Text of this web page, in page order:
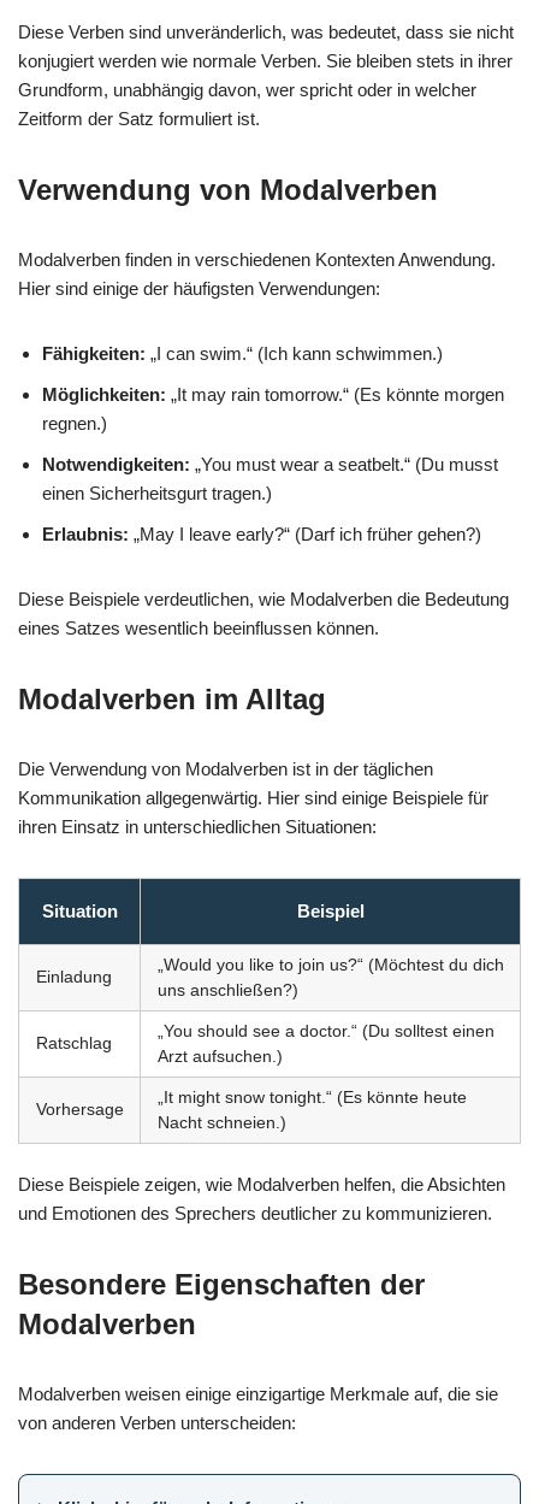
Diese Verben sind unveränderlich, was bedeutet, dass sie nicht
konjugiert werden wie normale Verben. Sie bleiben stets in ihrer
Grundform, unabhängig davon, wer spricht oder in welcher
Zeitform der Satz formuliert ist.
Verwendung von Modalverben
Modalverben finden in verschiedenen Kontexten Anwendung.
Hier sind einige der häufigsten Verwendungen:
Fähigkeiten: „I can swim.“ (Ich kann schwimmen.)
Möglichkeiten: „It may rain tomorrow.“ (Es könnte morgen
regnen.)
Notwendigkeiten: „You must wear a seatbelt.“ (Du musst
einen Sicherheitsgurt tragen.)
Erlaubnis: „May I leave early?“ (Darf ich früher gehen?)
Diese Beispiele verdeutlichen, wie Modalverben die Bedeutung
eines Satzes wesentlich beeinflussen können.
Modalverben im Alltag
Die Verwendung von Modalverben ist in der täglichen
Kommunikation allgegenwärtig. Hier sind einige Beispiele für
ihren Einsatz in unterschiedlichen Situationen:
Situation Beispiel
Einladung
„Would you like to join us?“ (Möchtest du dich
uns anschließen?)
Ratschlag
„You should see a doctor.“ (Du solltest einen
Arzt aufsuchen.)
Vorhersage
„It might snow tonight.“ (Es könnte heute
Nacht schneien.)
Diese Beispiele zeigen, wie Modalverben helfen, die Absichten
und Emotionen des Sprechers deutlicher zu kommunizieren.
Besondere Eigenschaften der
Modalverben
Modalverben weisen einige einzigartige Merkmale auf, die sie
von anderen Verben unterscheiden: